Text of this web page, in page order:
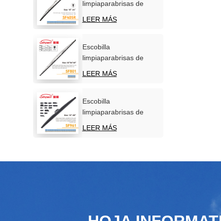
limpiaparabrisas de
acero inoxidable para
parabrisas de coche
LEER MÁS
Escobilla
limpiaparabrisas de
acero inoxidable para
uso marítimo
LEER MÁS
Escobilla
limpiaparabrisas de
nieve de invierno de
nuevo diseño
LEER MÁS